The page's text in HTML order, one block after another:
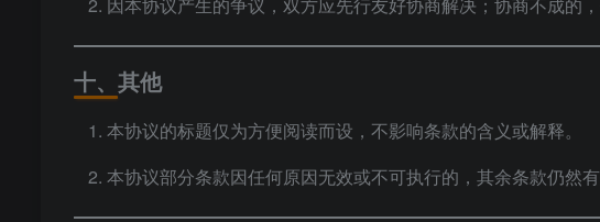
十、其他
本协议的标题仅为方便阅读而设，不影响条款的含义或解释。
本协议部分条款因任何原因无效或不可执行的，其余条款仍然